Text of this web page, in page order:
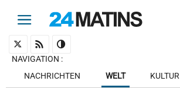
NAVIGATION :
NACHRICHTEN
WELT KULTUR